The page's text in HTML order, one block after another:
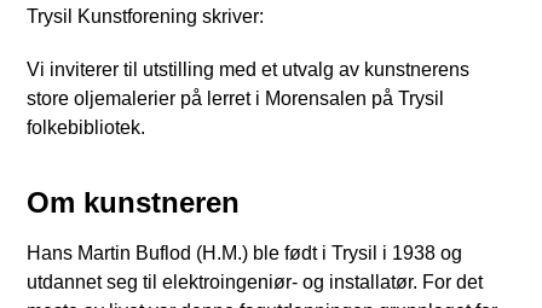
Trysil Kunstforening skriver:
Vi inviterer til utstilling med et utvalg av kunstnerens
store oljemalerier på lerret i Morensalen på Trysil
folkebibliotek.
Om kunstneren
Hans Martin Buflod (H.M.) ble født i Trysil i 1938 og
utdannet seg til elektroingeniør- og installatør. For det